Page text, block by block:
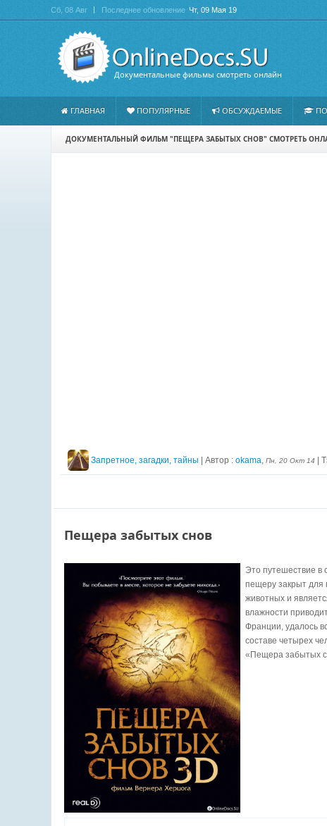
Документальные фильмы смотреть онлайн
Сб, 08 Авг Последнее обновление Чт, 09 Мая 19
ГЛАВНАЯ ПОПУЛЯРНЫЕ ОБСУЖДАЕМЫЕ
ДОКУМЕНТАЛЬНЫЙ ФИЛЬМ "ПЕЩЕРА ЗАБЫТЫХ СНОВ" СМОТРЕТЬ
Запретное, загадки, тайны | Автор : okama, Пн, 20 Окт 14 |
Пещера забытых снов
Это путешествие в
пещеру закрыт для
животных и
влажности
Франции, удалось
составе четырех
«Пещера забытых